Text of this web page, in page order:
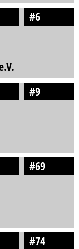
#6
#9
#69
#74